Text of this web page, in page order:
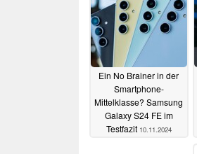
Ein No Brainer in der
Smartphone-
Mittelklasse? Samsung
Galaxy S24 FE im
Testfazit 10.11.2024